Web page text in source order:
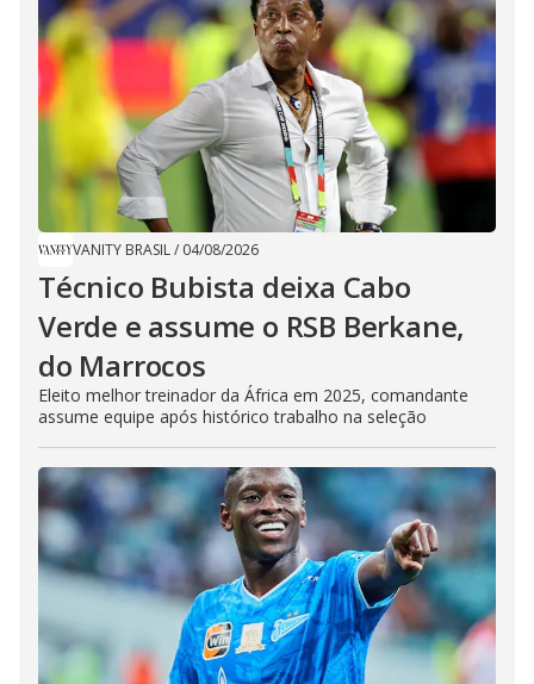
VANITY BRASIL/ 04/08/2026
Técnico Bubista deixa Cabo
Verde e assume o RSB Berkane,
do Marrocos
Eleito melhor treinador da África em 2025, comandante
assume equipe após histórico trabalho na seleção